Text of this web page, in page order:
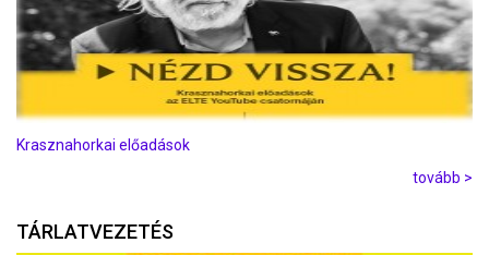
Krasznahorkai előadások
tovább >
TÁRLATVEZETÉS